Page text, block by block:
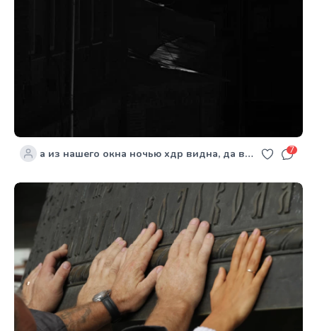
а из нашего окна ночью хдр видна, да впридачу ифраред... 7